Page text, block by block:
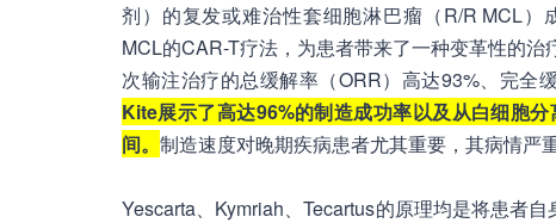
剂）的复发或难治性套细胞淋巴瘤（R/R MCL
MCL的CAR-T疗法，为患者带来了一种变革性的
次输注治疗的总缓解率（ORR）高达93%、完全
Kite展示了高达96%的制造成功率以及从白细胞
间。 制造速度对晚期疾病患者尤其重要，其病情严
Yescarta、Kymriah、Tecartus的原理均是将患者